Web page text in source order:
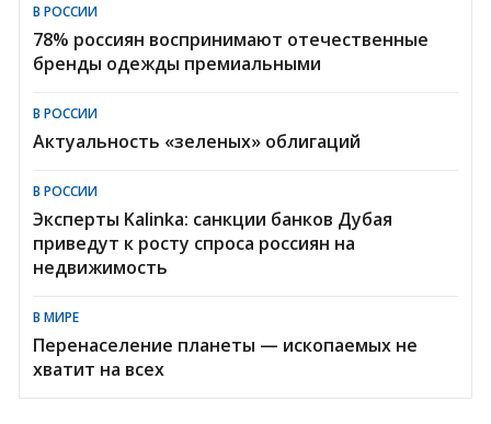
В РОССИИ
78% россиян воспринимают отечественные
бренды одежды премиальными
В РОССИИ
Актуальность «зеленых» облигаций
В РОССИИ
Эксперты Kalinka: санкции банков Дубая
приведут к росту спроса россиян на
недвижимость
В МИРЕ
Перенаселение планеты — ископаемых не
хватит на всех